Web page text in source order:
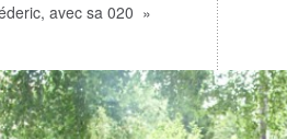
avec sa 020 »